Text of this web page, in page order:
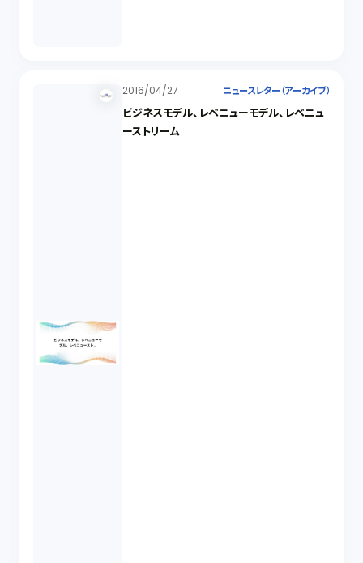
2016/04/27 ニュースレター（アーカイブ）
ビジネスモデル、レベニューモデル、レベニュ
ーストリーム